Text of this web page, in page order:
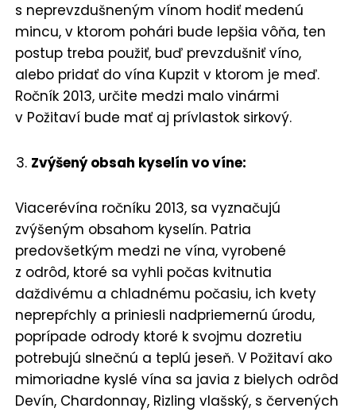
s neprevzdušneným vínom hodiť medenú
mincu, v ktorom pohári bude lepšia vôňa, ten
postup treba použiť, buď prevzdušniť víno,
alebo pridať do vína Kupzit v ktorom je meď.
Ročník 2013, určite medzi malo vinármi
v Požitaví bude mať aj prívlastok sirkový.
Zvýšený obsah kyselín vo víne:
Viacerévína ročníku 2013, sa vyznačujú
zvýšeným obsahom kyselín. Patria
predovšetkým medzi ne vína, vyrobené
z odrôd, ktoré sa vyhli počas kvitnutia
daždivému a chladnému počasiu, ich kvety
neprepŕchly a priniesli nadpriemernú úrodu,
poprípade odrody ktoré k svojmu dozretiu
potrebujú slnečnú a teplú jeseň. V Požitaví ako
mimoriadne kyslé vína sa javia z bielych odrôd
Devín, Chardonnay, Rizling vlašský, s červených